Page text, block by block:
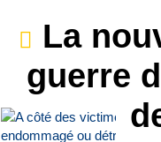
La
guerre